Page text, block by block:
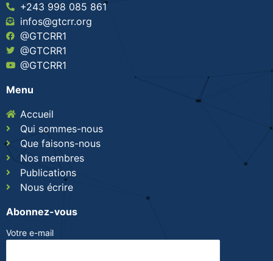
+243 998 085 861
infos@gtcrr.org
@GTCRR1
@GTCRR1
@GTCRR1
Menu
Accueil
Qui sommes-nous
Que faisons-nous
Nos membres
Publications
Nous écrire
Abonnez-vous
Votre e-mail